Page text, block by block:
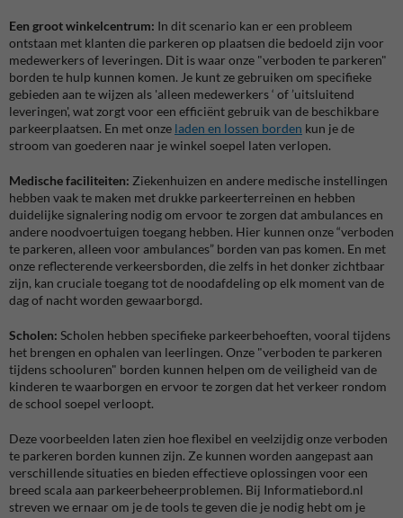
Een groot winkelcentrum: In dit scenario kan er een probleem
ontstaan met klanten die parkeren op plaatsen die bedoeld zijn voor
medewerkers of leveringen. Dit is waar onze "verboden te parkeren"
borden te hulp kunnen komen. Je kunt ze gebruiken om specifieke
gebieden aan te wijzen als 'alleen medewerkers ‘ of ’uitsluitend
leveringen', wat zorgt voor een efficiënt gebruik van de beschikbare
parkeerplaatsen. En met onze laden en lossen borden kun je de
stroom van goederen naar je winkel soepel laten verlopen.
Medische faciliteiten: Ziekenhuizen en andere medische instellingen
hebben vaak te maken met drukke parkeerterreinen en hebben
duidelijke signalering nodig om ervoor te zorgen dat ambulances en
andere noodvoertuigen toegang hebben. Hier kunnen onze “verboden
te parkeren, alleen voor ambulances” borden van pas komen. En met
onze reflecterende verkeersborden, die zelfs in het donker zichtbaar
zijn, kan cruciale toegang tot de noodafdeling op elk moment van de
dag of nacht worden gewaarborgd.
Scholen: Scholen hebben specifieke parkeerbehoeften, vooral tijdens
het brengen en ophalen van leerlingen. Onze "verboden te parkeren
tijdens schooluren" borden kunnen helpen om de veiligheid van de
kinderen te waarborgen en ervoor te zorgen dat het verkeer rondom
de school soepel verloopt.
Deze voorbeelden laten zien hoe flexibel en veelzijdig onze verboden
te parkeren borden kunnen zijn. Ze kunnen worden aangepast aan
verschillende situaties en bieden effectieve oplossingen voor een
breed scala aan parkeerbeheerproblemen. Bij Informatiebord.nl
streven we ernaar om je de tools te geven die je nodig hebt om je